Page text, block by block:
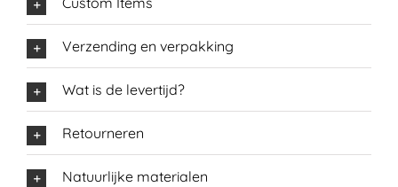
Verzending en verpakking
Wat is de levertijd?
Retourneren
Natuurlijke materialen